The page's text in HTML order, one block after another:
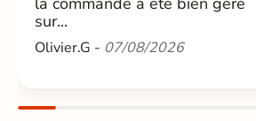
sur...
Olivier.G - 07/08/2026